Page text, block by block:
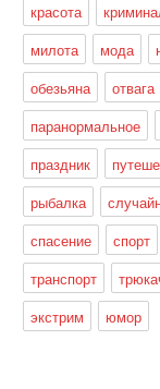
красота
милота
мода
обезьяна
отвага
паранормальное
праздник
рыбалка
спасение
спорт
транспорт
экстрим
юмор